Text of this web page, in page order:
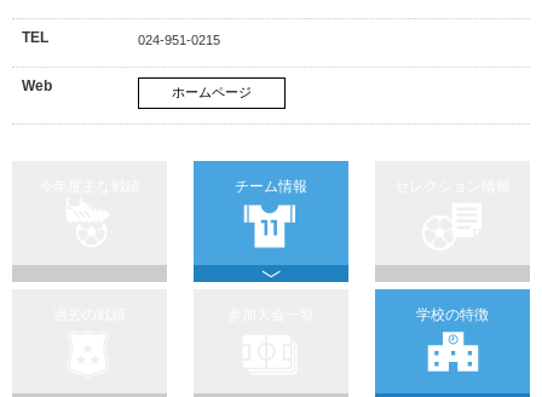
TEL 024-951-0215
Web ホームページ
チーム情報
学校の特徴